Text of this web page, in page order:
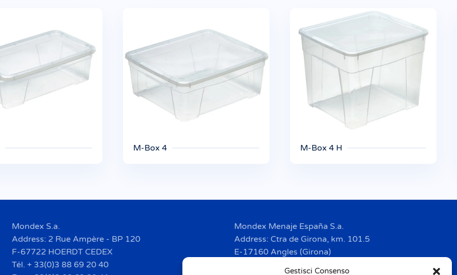
Gestisci Consenso
M-Box 4 M-Box 4 H
Mondex S.a.
Address: 2 Rue Ampère - BP 120
F-67722 HOERDT CEDEX
Tél. + 33(0)3 88 69 20 40
Mondex Menaje España S.a.
Address: Ctra de Girona, km. 101.5
E-17160 Angles (Girona)